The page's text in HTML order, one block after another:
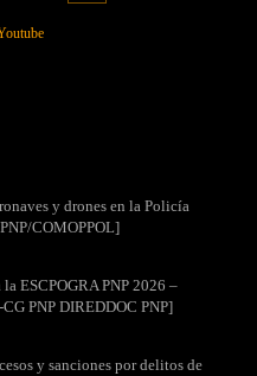
y drones en la Policía
COMOPPOL]
ESCPOGRA PNP 2026 –
PNP DIREDDOC PNP]
y sanciones por delitos de